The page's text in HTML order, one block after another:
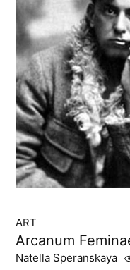
ART
Arcanum
Natella Speranskaya